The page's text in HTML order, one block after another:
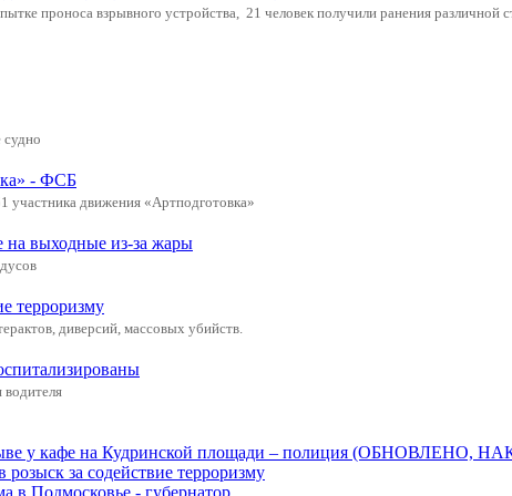
проноса взрывного устройства, 21 человек получили ранения различной
судно
- ФСБ
участника движения «Артподготовка»
на выходные из-за жары
терроризму
диверсий, массовых убийств.
у кафе на Кудринской площади – полиция (ОБНОВЛЕНО,
за содействие терроризму
Подмосковье - губернатор